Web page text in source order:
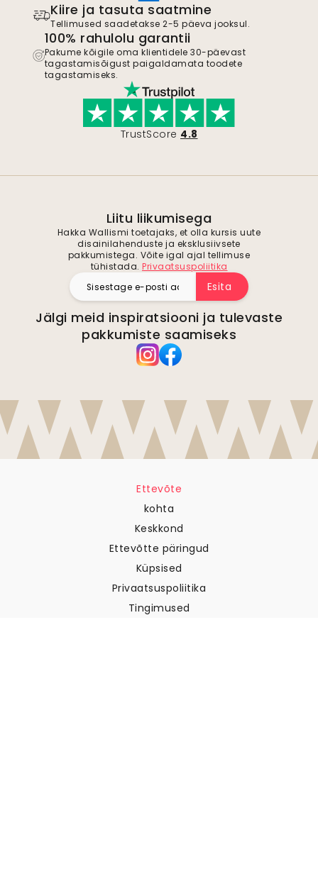
Kiire ja tasuta saatmine
Tellimused saadetakse 2-5 päeva jooksul.
100% rahulolu garantii
Pakume kõigile oma klientidele 30-päevast
tagastamisõigust paigaldamata toodete
tagastamiseks.
TrustScore 4.8
Liitu liikumisega
Hakka Wallismi toetajaks, et olla kursis uute
disainilahenduste ja eksklusiivsete
pakkumistega. Võite igal ajal tellimuse
tühistada. Privaatsuspoliitika
Esita
Jälgi meid inspiratsiooni ja tulevaste
pakkumiste saamiseks
Ettevõte
kohta
Keskkond
Ettevõtte päringud
Küpsised
Privaatsuspoliitika
Tingimused